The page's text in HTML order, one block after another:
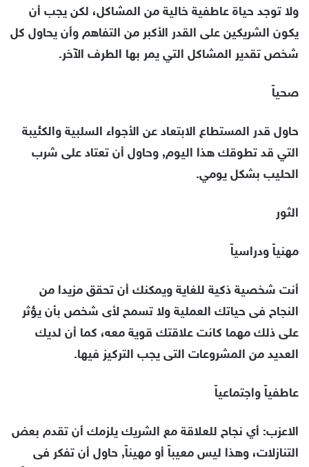
ولا توجد حياة عاطفية خالية من المشاكل، لكن يجب أن
يكون الشريكين على القدر الأكبر من التفاهم وأن يحاول كل
شخص تقدير المشاكل التي يمر بها الطرف الآخر.
صحياً
حاول قدر المستطاع الابتعاد عن الأجواء السلبية والكئيبة
التي قد تطوقك هذا اليوم, وحاول أن تعتاد على شرب
الحليب بشكل يومي.
الثور
مهنياً ودراسياً
أنت شخصية ذكية للغاية ويمكنك أن تحقق مزيدا من
النجاح فى حياتك العملية ولا تسمح لأى شخص بأن يؤثر
على ذلك مهما كانت علاقتك قوية معه، كما أن لديك
العديد من المشروعات التى يجب التركيز فيها.
عاطفياً واجتماعياً
الاعزب: أي نجاح للعلاقة مع الشريك يلزمك أن تقدم بعض
التنازلات، وهذا ليس معيباً أو مهيناً, حاول أن تفكر فى